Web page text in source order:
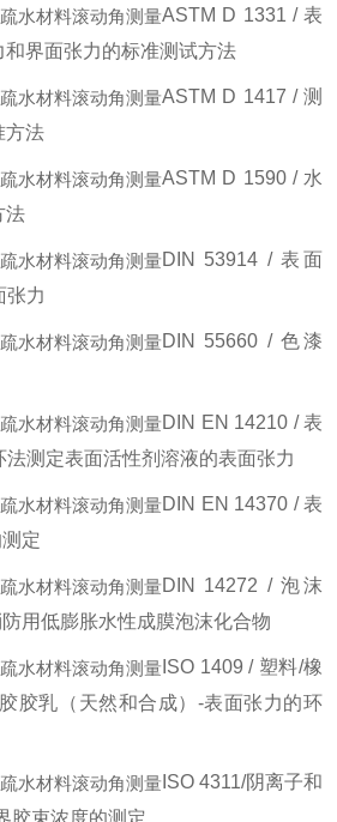
ASTM D 1331 / 表
界面张力的标准测试方法
ASTM D 1417 / 测
方法
ASTM D 1590 / 水
法
DIN 53914 / 表面
张力
DIN 55660 / 色漆
DIN EN 14210 / 表
测定表面活性剂溶液的表面张力
DIN EN 14370 / 表
定
DIN 14272 / 泡沫
用低膨胀水性成膜泡沫化合物
ISO 1409 / 塑料/橡
胶乳（天然和合成）-表面张力的环
ISO 4311/阴离子和
胶束浓度的测定